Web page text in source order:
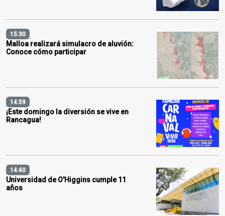
15:30
Malloa realizará simulacro de aluvión:
Conoce cómo participar
14:59
¡Este domingo la diversión se vive en
Rancagua!
14:40
Universidad de O'Higgins cumple 11
años